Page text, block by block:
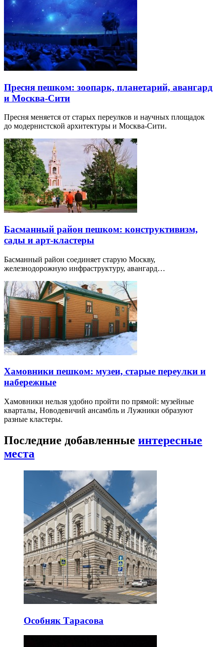
Пресня пешком: зоопарк, планетарий, авангард
и Москва-Сити
Пресня меняется от старых переулков и научных площадок
до модернистской архитектуры и Москва-Сити.
Басманный район пешком: конструктивизм,
сады и арт-кластеры
Басманный район соединяет старую Москву,
железнодорожную инфраструктуру, авангард…
Хамовники пешком: музеи, старые переулки и
набережные
Хамовники нельзя удобно пройти по прямой: музейные
кварталы, Новодевичий ансамбль и Лужники образуют
разные кластеры.
Последние добавленные интересные
места
Особняк Тарасова